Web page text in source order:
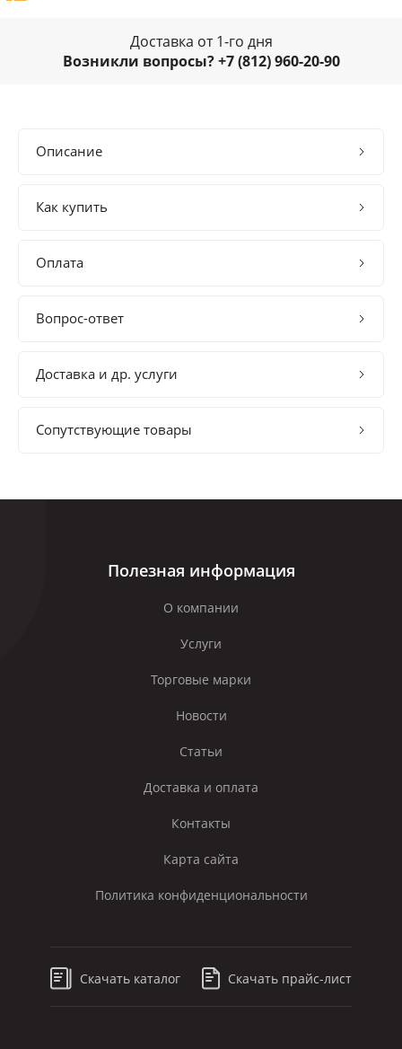
Доставка от 1-го дня
Возникли вопросы? +7 (812) 960-20-90
Описание
Как купить
Оплата
Вопрос-ответ
Доставка и др. услуги
Сопутствующие товары
Полезная информация
О компании
Услуги
Торговые марки
Новости
Статьи
Доставка и оплата
Контакты
Карта сайта
Политика конфиденциональности
Скачать каталог Скачать прайс-лист